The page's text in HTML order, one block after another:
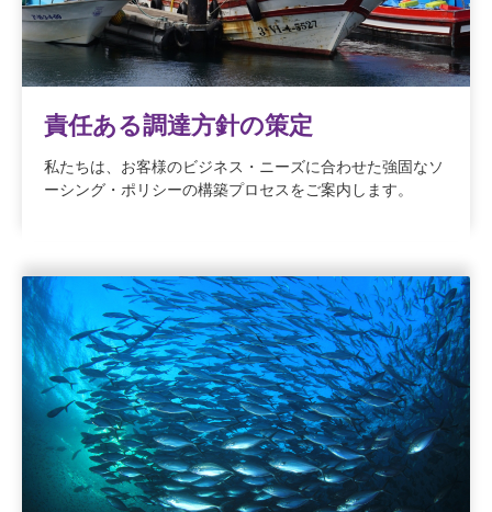
責任ある調達方針の策定
私たちは、お客様のビジネス・ニーズに合わせた強固なソ
ーシング・ポリシーの構築プロセスをご案内します。